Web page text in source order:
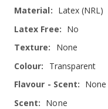
Latex (NRL)
No
None
Transparent
None
None